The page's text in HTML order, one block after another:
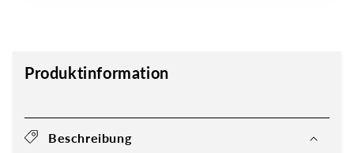
Produktinformation
Beschreibung